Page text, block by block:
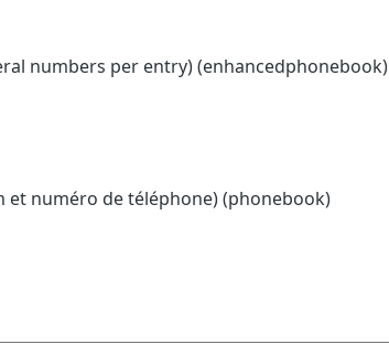
numbers per entry) (enhancedphonebook)
numéro de téléphone) (phonebook)